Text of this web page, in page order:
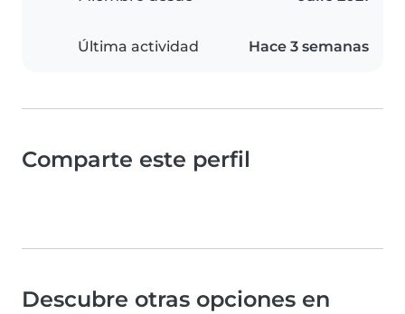
Última actividad Hace 3 semanas
Comparte este perfil
Descubre otras opciones en